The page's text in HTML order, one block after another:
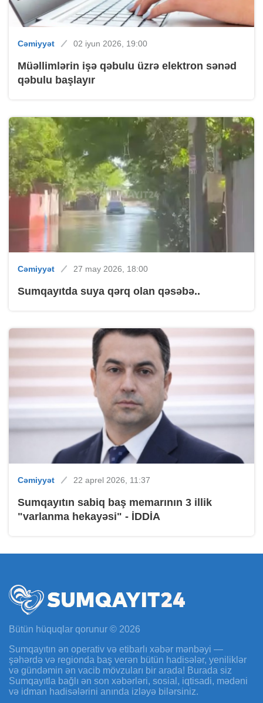
Cəmiyyət 02 iyun 2026, 19:00
Müəllimlərin işə qəbulu üzrə elektron sənəd
qəbulu başlayır
Cəmiyyət 27 may 2026, 18:00
Sumqayıtda suya qərq olan qəsəbə..
Cəmiyyət 22 aprel 2026, 11:37
Sumqayıtın sabiq baş memarının 3 illik
"varlanma hekayəsi" - İDDİA
Bütün hüquqlar qorunur © 2026
Sumqayıtın ən operativ və etibarlı xəbər mənbəyi —
şəhərdə və regionda baş verən bütün hadisələr, yeniliklər
və gündəmin ən vacib mövzuları bir arada! Burada siz
Sumqayıtla bağlı ən son xəbərləri, sosial, iqtisadi, mədəni
və idman hadisələrini anında izləyə bilərsiniz.